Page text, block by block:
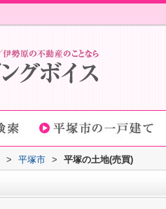
> 平塚市 > 平塚の土地(売買)